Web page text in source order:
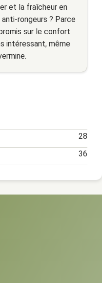
et la fraîcheur en
rongeurs ? Parce
sur le confort
intéressant, même
28
36